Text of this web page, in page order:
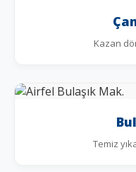
Kazan
Temiz